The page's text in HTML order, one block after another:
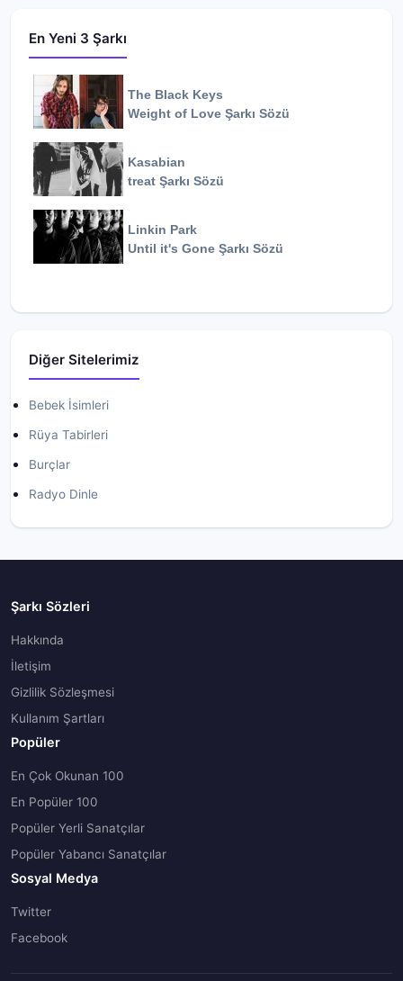
En Yeni 3 Şarkı
The Black Keys
Weight of Love Şarkı Sözü
Kasabian
treat Şarkı Sözü
Linkin Park
Until it's Gone Şarkı Sözü
Diğer Sitelerimiz
Bebek İsimleri
Rüya Tabirleri
Burçlar
Radyo Dinle
Şarkı Sözleri
Hakkında
İletişim
Gizlilik Sözleşmesi
Kullanım Şartları
Popüler
En Çok Okunan 100
En Popüler 100
Popüler Yerli Sanatçılar
Popüler Yabancı Sanatçılar
Sosyal Medya
Twitter
Facebook